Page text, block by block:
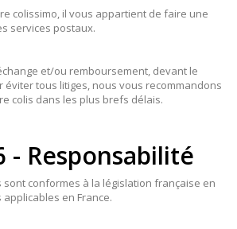
colissimo, il vous appartient de faire une
services postaux.
et/ou remboursement, devant le
éviter tous litiges, nous vous recommandons
colis dans les plus brefs délais.
- Responsabilité
conformes à la législation française en
en France.